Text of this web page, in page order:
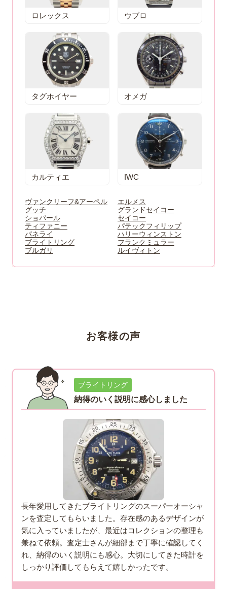
ロレックス ウブロ
タグホイヤー オメガ
カルティエ IWC
ヴァンクリーフ&アーペル
エルメス
グッチ
グランドセイコー
ショパール
セイコー
ティファニー
パテックフィリップ
パネライ
ハリーウィンストン
ブライトリング
フランクミュラー
ブルガリ
ルイヴィトン
お客様の声
ブライトリング
納得のいく説明に感心しました
長年愛用してきたブライトリングのスーパーオーシャ
ンを査定してもらいました。存在感のあるデザインが
気に入っていましたが、最近はコレクションの整理も
兼ねて依頼。査定士さんが細部まで丁寧に確認してく
れ、納得のいく説明にも感心。大切にしてきた時計を
しっかり評価してもらえて嬉しかったです。